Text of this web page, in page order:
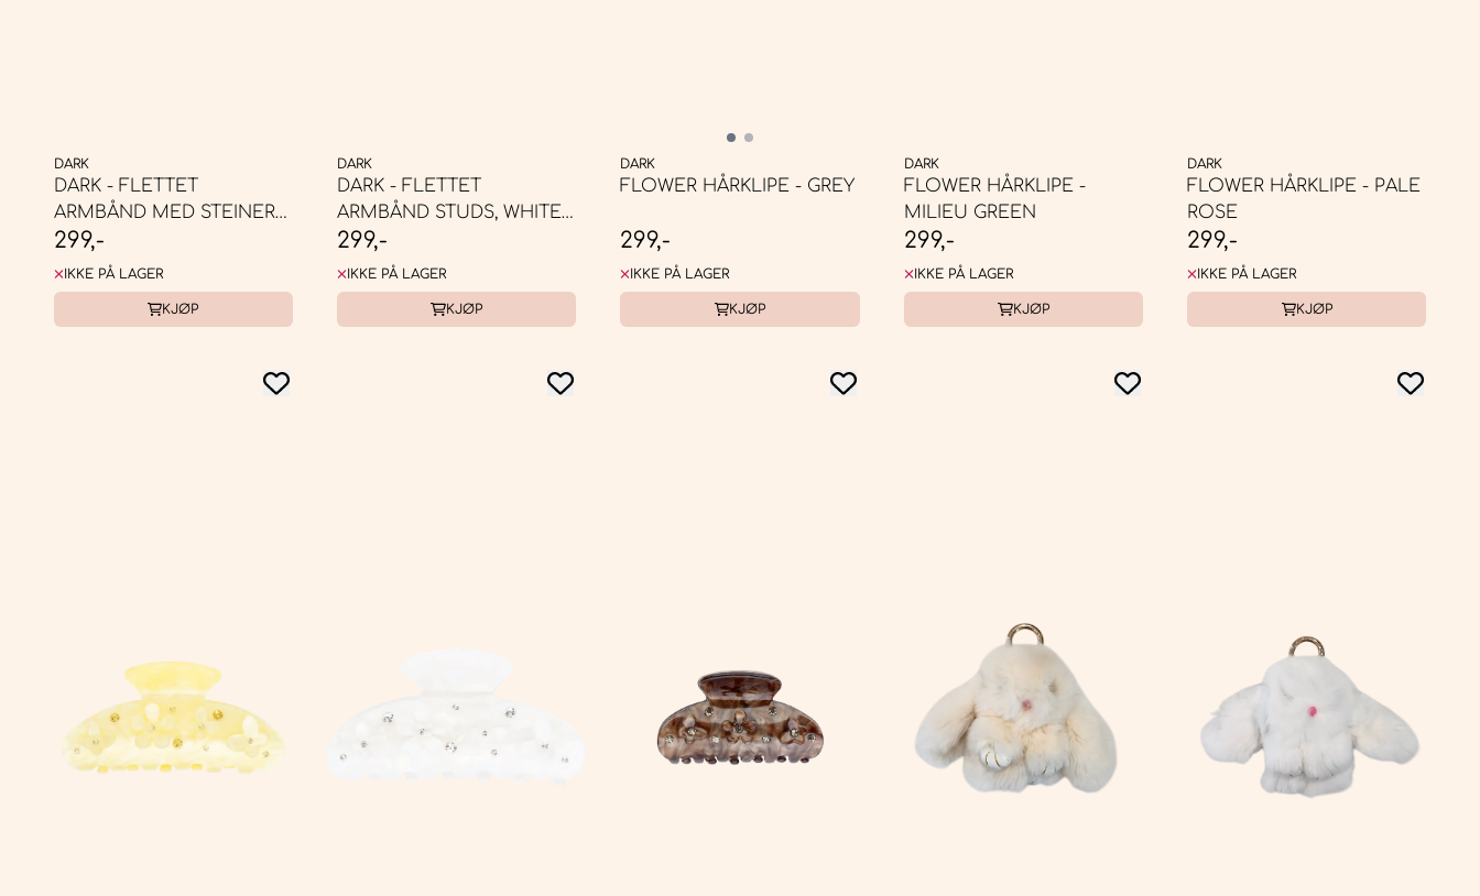
DARK
DARK - FLETTET
ARMBÅND MED STEINER
WHITE, LIGHT ...
299,-
IKKE PÅ LAGER
KJØP
DARK
DARK - FLETTET
ARMBÅND STUDS, WHITE
W/LIGHT ROSE ...
299,-
IKKE PÅ LAGER
KJØP
DARK
FLOWER HÅRKLIPE - GREY
299,-
IKKE PÅ LAGER
KJØP
DARK
FLOWER HÅRKLIPE -
MILIEU GREEN
299,-
IKKE PÅ LAGER
KJØP
DARK
FLOWER HÅRKLIPE - PALE
ROSE
299,-
IKKE PÅ LAGER
KJØP